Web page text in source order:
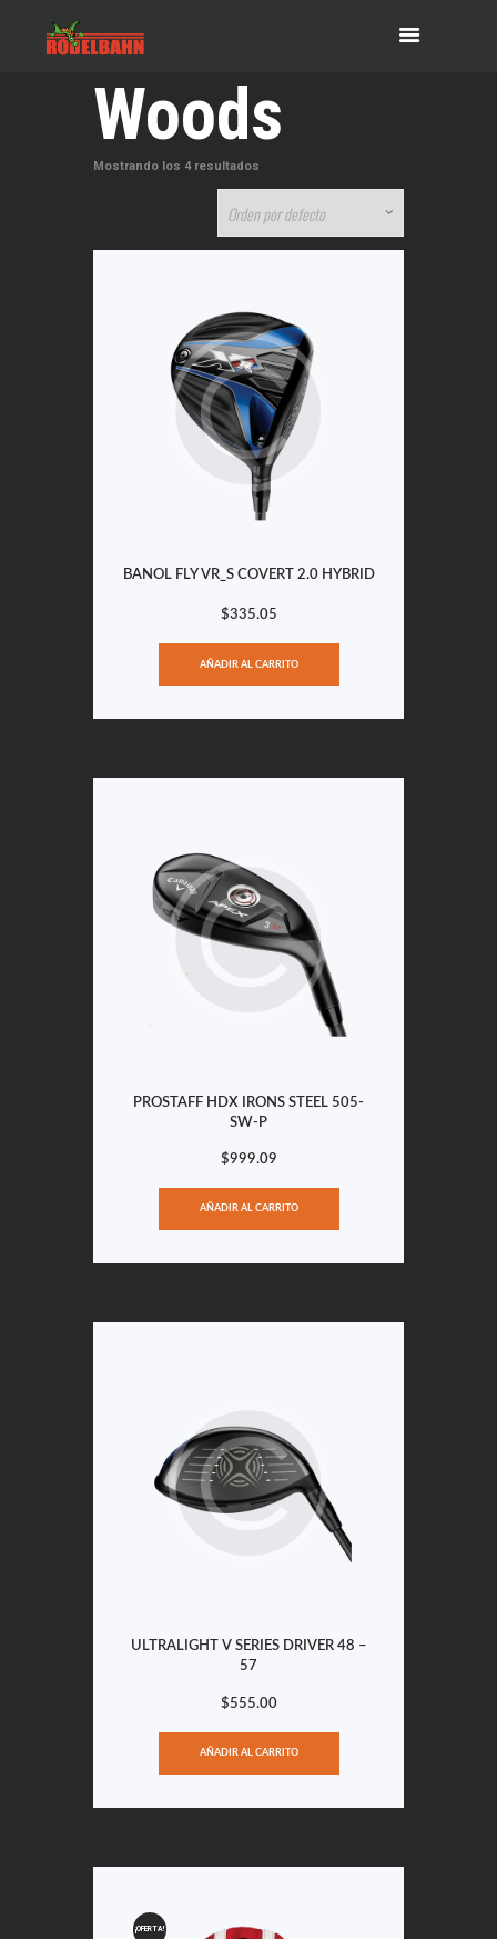
Woods
Mostrando los 4 resultados
BANOL FLY VR_S COVERT 2.0 HYBRID
$335.05
AÑADIR AL CARRITO
PROSTAFF HDX IRONS STEEL 505-
SW-P
$999.09
AÑADIR AL CARRITO
ULTRALIGHT V SERIES DRIVER 48 –
57
$555.00
AÑADIR AL CARRITO
¡OFERTA!